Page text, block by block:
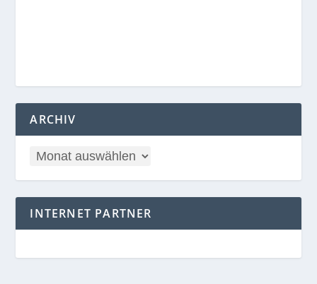
ARCHIV
INTERNET PARTNER